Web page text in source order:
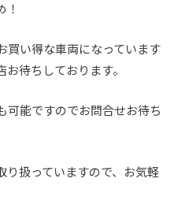
買い得な車両になっています
待ちしております。
可能ですのでお問合せお待ち
り扱っていますので、お気軽